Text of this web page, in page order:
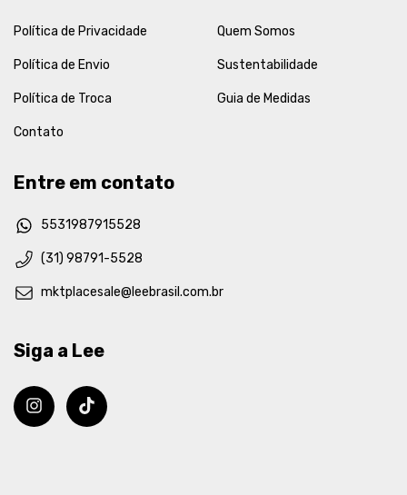
Política de Privacidade
Política de Envio
Política de Troca
Contato
Quem Somos
Sustentabilidade
Guia de Medidas
Entre em contato
5531987915528
(31) 98791-5528
mktplacesale@leebrasil.com.br
Siga a Lee